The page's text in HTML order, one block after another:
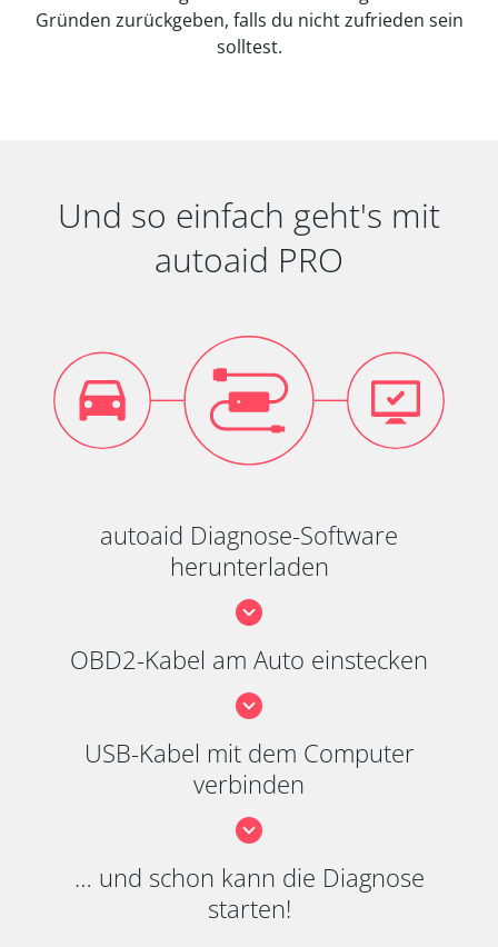
Gründen zurückgeben, falls du nicht zufrieden sein
solltest.
Und so einfach geht's mit
autoaid PRO
autoaid Diagnose-Software
herunterladen
OBD2-Kabel am Auto einstecken
USB-Kabel mit dem Computer
verbinden
… und schon kann die Diagnose
starten!